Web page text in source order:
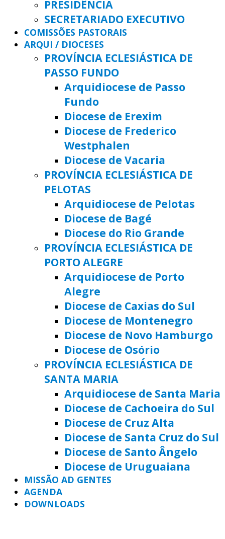
PRESIDÊNCIA
SECRETARIADO EXECUTIVO
COMISSÕES PASTORAIS
ARQUI / DIOCESES
PROVÍNCIA ECLESIÁSTICA DE
PASSO FUNDO
Arquidiocese de Passo
Fundo
Diocese de Erexim
Diocese de Frederico
Westphalen
Diocese de Vacaria
PROVÍNCIA ECLESIÁSTICA DE
PELOTAS
Arquidiocese de Pelotas
Diocese de Bagé
Diocese do Rio Grande
PROVÍNCIA ECLESIÁSTICA DE
PORTO ALEGRE
Arquidiocese de Porto
Alegre
Diocese de Caxias do Sul
Diocese de Montenegro
Diocese de Novo Hamburgo
Diocese de Osório
PROVÍNCIA ECLESIÁSTICA DE
SANTA MARIA
Arquidiocese de Santa Maria
Diocese de Cachoeira do Sul
Diocese de Cruz Alta
Diocese de Santa Cruz do Sul
Diocese de Santo Ângelo
Diocese de Uruguaiana
MISSÃO AD GENTES
AGENDA
DOWNLOADS